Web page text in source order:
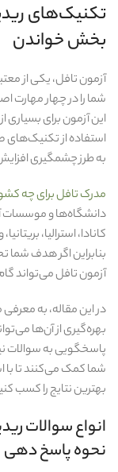
تکنیک‌های
بخش خواندن
آزمون تافل، یکی از
شما را در چهار
این آزمون برای
استفاده از
به طرز چشمگیری
مدرک تافل برای چه
دانشگاه‌ها و موسسات
کانادا، استرالیا،
بنابراین اگر هدف
آزمون تافل می‌تواند
در این مقاله، به
بهره‌گیری از آن‌ها
پاسخگویی به سوالات
شما کمک می‌کنند تا با
بهترین نتایج را کسب
انواع سوالات
نحوه پاسخ‌ دهی